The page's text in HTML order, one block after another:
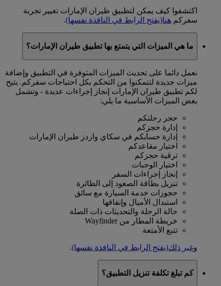
اكتشفوا كيف يمكن لتطبيق طيران الإمارات تغيير تجربة
سفركم هنا(يفتح الرابط في النافذة نفسها).
ما هي الميزات التي يتمتع بها تطبيق طيران الإمارات؟
نعمل دائما على تحديث الميزات المتوفرة في التطبيق وإضافة
ميزات جديدة لتتمكنوا من التحكم بكل احتياجات سفركم. يتيح
لكم تطبيق طيران الإمارات إنجاز إجراءات عديدة - وتشمل
بعض الميزات الأساسية ما يلي:
حجز رحلتكم
إدارة حجزكم
إدارة حسابكم في سكاي واردز طيران الإمارات
اختيار مقاعدكم
ترقية حجزكم
اختيار الوجبات
إنجاز إجراءات السفر
تنزيل بطاقة الصعود إلى الطائرة
حجوزات خدمة السيارة مع سائق
استبدال الأميال وإنفاقها
حالة الرحلة والتحديثات ذات الصلة
خريطة المطار من Wayfinder
تتبع الأمتعة
وغير ذلك(يفتح الرابط في النافذة نفسها).
كم تبلغ تكلفة تنزيل التطبيق؟